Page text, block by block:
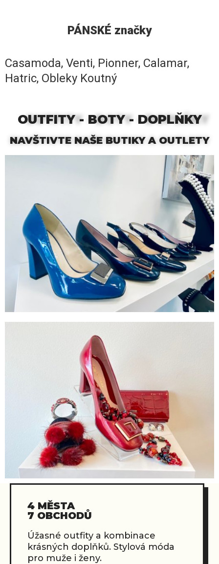
PÁNSKÉ značky
Casamoda, Venti, Pionner, Calamar,
Hatric, Obleky Koutný
OUTFITY - BOTY - DOPLŇKY
NAVŠTIVTE NAŠE BUTIKY A OUTLETY
4 MĚSTA
7 OBCHODŮ
Úžasné outfity a kombinace
krásných doplňků. Stylová móda
pro muže i ženy.